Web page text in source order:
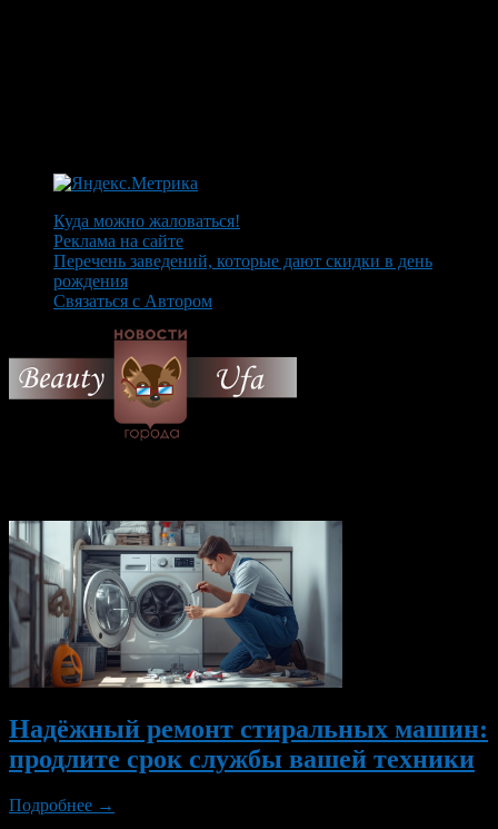
Куда можно жаловаться!
Реклама на сайте
Перечень заведений, которые дают скидки в день
рождения
Связаться с Автором
Надёжный ремонт стиральных машин:
продлите срок службы вашей техники
Подробнее →